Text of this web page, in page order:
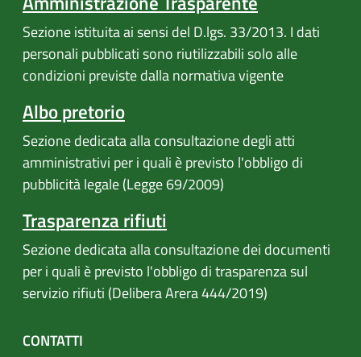
Sezione istituita ai sensi del D.lgs. 33/2013. I dati
personali pubblicati sono riutilizzabili solo alle
condizioni previste dalla normativa vigente
Albo pretorio
Sezione dedicata alla consultazione degli atti
amministrativi per i quali è previsto l'obbligo di
pubblicità legale (Legge 69/2009)
Trasparenza rifiuti
Sezione dedicata alla consultazione dei documenti
per i quali è previsto l'obbligo di trasparenza sul
servizio rifiuti (Delibera Arera 444/2019)
CONTATTI